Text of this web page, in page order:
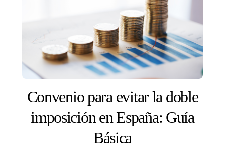
Convenio para evitar la doble
imposición en España: Guía
Básica